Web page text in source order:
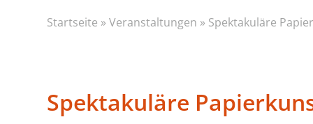
Startseite »Veranstaltungen » Spektakuläre
Spektakuläre